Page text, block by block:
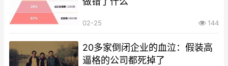
02-25 144
20多家倒闭企业的血泣：假装高
逼格的公司都死掉了